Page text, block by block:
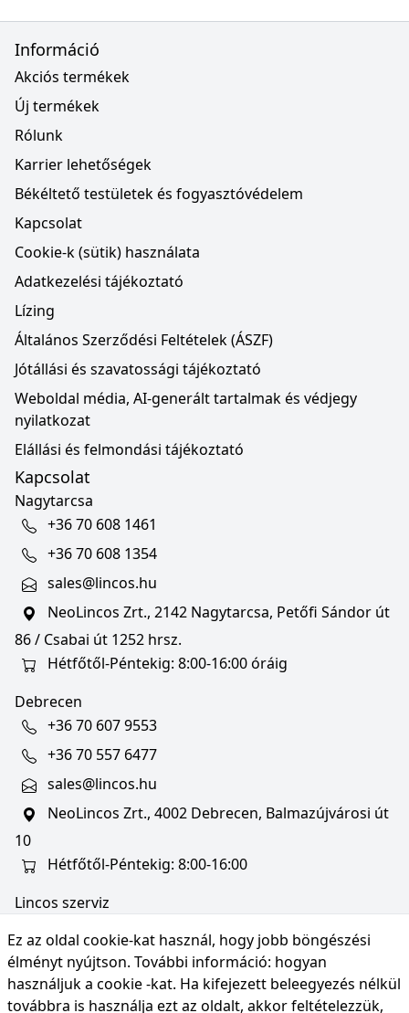
Ez az oldal cookie-kat használ, hogy jobb böngészési
élményt nyújtson. További információ: hogyan
használjuk a cookie -kat. Ha kifejezett beleegyezés nélkül
továbbra is használja ezt az oldalt, akkor feltételezzük,
Információ
Akciós termékek
Új termékek
Rólunk
Karrier lehetőségek
Békéltető testületek és fogyasztóvédelem
Kapcsolat
Cookie-k (sütik) használata
Adatkezelési tájékoztató
Lízing
Általános Szerződési Feltételek (ÁSZF)
Jótállási és szavatossági tájékoztató
Weboldal média, AI-generált tartalmak és védjegy
nyilatkozat
Elállási és felmondási tájékoztató
Kapcsolat
Nagytarcsa
+36 70 608 1461
+36 70 608 1354
sales@lincos.hu
NeoLincos Zrt., 2142 Nagytarcsa, Petőfi Sándor út
86 / Csabai út 1252 hrsz.
Hétfőtől-Péntekig: 8:00-16:00 óráig
Debrecen
+36 70 607 9553
+36 70 557 6477
sales@lincos.hu
NeoLincos Zrt., 4002 Debrecen, Balmazújvárosi út
10
Hétfőtől-Péntekig: 8:00-16:00
Lincos szerviz
NeoLincos Zrt., 4002 Debrecen, Balmazújvárosi út
10
Nyitvatartás: hétfő-péntek 8:00-16:00